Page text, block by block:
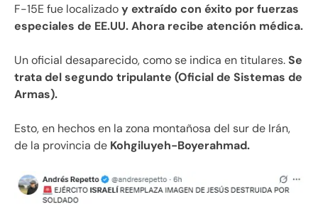
F-15E fue localizadoy extraído con éxito por fuerzas
especiales de EE.UU. Ahora recibe atención médica.
Un oficial desaparecido, como se indica en titulares.Se
trata del segundo tripulante (Oficial de Sistemas de
Armas).
Esto, en hechos en la zona montañosa del sur de Irán,
de la provincia de Kohgiluyeh-Boyerahmad.